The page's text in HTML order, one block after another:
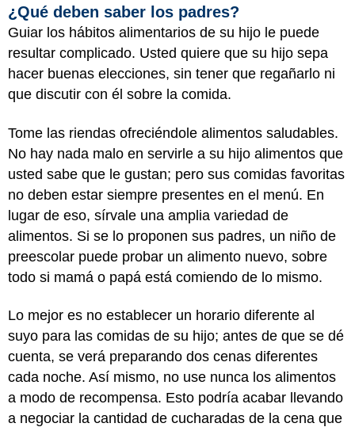
¿Qué deben saber los padres?
Guiar los hábitos alimentarios de su hijo le puede
resultar complicado. Usted quiere que su hijo sepa
hacer buenas elecciones, sin tener que regañarlo ni
que discutir con él sobre la comida.
Tome las riendas ofreciéndole alimentos saludables.
No hay nada malo en servirle a su hijo alimentos que
usted sabe que le gustan; pero sus comidas favoritas
no deben estar siempre presentes en el menú. En
lugar de eso, sírvale una amplia variedad de
alimentos. Si se lo proponen sus padres, un niño de
preescolar puede probar un alimento nuevo, sobre
todo si mamá o papá está comiendo de lo mismo.
Lo mejor es no establecer un horario diferente al
suyo para las comidas de su hijo; antes de que se dé
cuenta, se verá preparando dos cenas diferentes
cada noche. Así mismo, no use nunca los alimentos
a modo de recompensa. Esto podría acabar llevando
a negociar la cantidad de cucharadas de la cena que